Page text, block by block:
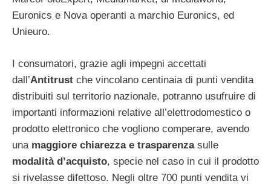
Euronics e Nova operanti a marchio Euronics, ed
Unieuro.
I consumatori, grazie agli impegni accettati
dall’Antitrust che vincolano centinaia di punti vendita
distribuiti sul territorio nazionale, potranno usufruire di
importanti informazioni relative all’elettrodomestico o
prodotto elettronico che vogliono comperare, avendo
una maggiore chiarezza e trasparenza sulle
modalità d’acquisto, specie nel caso in cui il prodotto
si rivelasse difettoso. Negli oltre 700 punti vendita vi